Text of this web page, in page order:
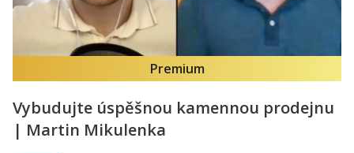
Premium
Vybudujte úspěšnou kamennou prodejnu
| Martin Mikulenka